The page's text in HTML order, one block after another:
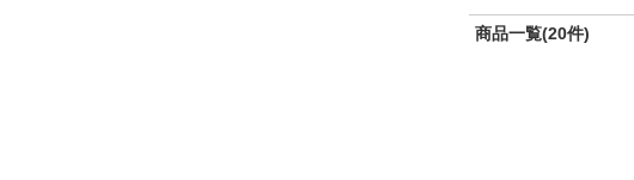
商品一覧(20件)